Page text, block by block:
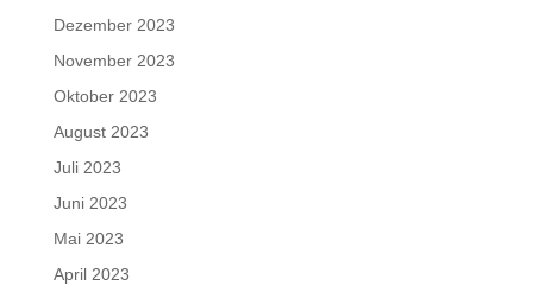
Dezember 2023
November 2023
Oktober 2023
August 2023
Juli 2023
Juni 2023
Mai 2023
April 2023